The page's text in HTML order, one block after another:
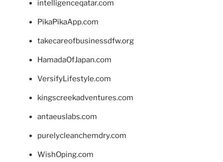
intelligenceqatar.com
PikaPikaApp.com
takecareofbusinessdfw.org
HamadaOfJapan.com
VersifyLifestyle.com
kingscreekadventures.com
antaeuslabs.com
purelycleanchemdry.com
WishOping.com